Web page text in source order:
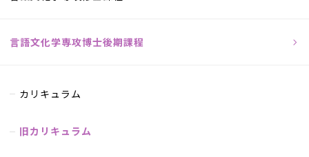
言語文化学専攻博士後期課程
カリキュラム
旧カリキュラム